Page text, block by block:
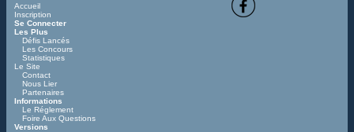
Accueil
Inscription
Se Connecter
Les Plus
Défis Lancés
Les Concours
Statistiques
Le Site
Contact
Nous Lier
Partenaires
Informations
Le Réglement
Foire Aux Questions
Versions